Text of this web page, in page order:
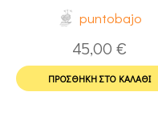
puntobajo
45,00 €
ΠΡΟΣΘΉΚΗ ΣΤΟ ΚΑΛΆΘΙ